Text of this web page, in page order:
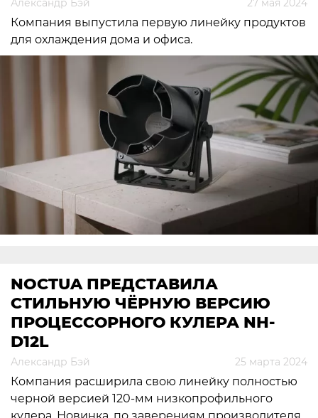
Александр Бэй 27 мая 2024
Компания выпустила первую линейку продуктов
для охлаждения дома и офиса.
NOCTUA ПРЕДСТАВИЛА
СТИЛЬНУЮ ЧЁРНУЮ ВЕРСИЮ
ПРОЦЕССОРНОГО КУЛЕРА NH-
D12L
Александр Бэй 25 марта 2024
Компания расширила свою линейку полностью
черной версией 120-мм низкопрофильного